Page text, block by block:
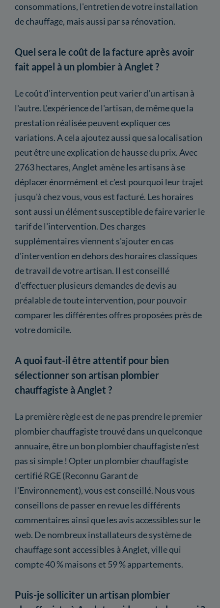
consommations, l'entretien de votre installation
de chauffage, mais aussi par sa rénovation.
Quel sera le coût de la facture après avoir
fait appel à un plombier à Anglet ?
Le coût d'intervention peut varier d'un artisan à
l'autre. L'expérience de l'artisan, de même que la
prestation réalisée peuvent expliquer ces
variations. A cela ajoutez aussi que sa localisation
peut être une explication de hausse du prix. Avec
2763 hectares, Anglet amène les artisans à se
déplacer énormément et c'est pourquoi leur trajet
jusqu'à chez vous, vous est facturé. Les horaires
sont aussi un élément susceptible de faire varier le
tarif de l'intervention. Des charges
supplémentaires viennent s'ajouter en cas
d'intervention en dehors des horaires classiques
de travail de votre artisan. Il est conseillé
d'effectuer plusieurs demandes de devis au
préalable de toute intervention, pour pouvoir
comparer les différentes offres proposées près de
votre domicile.
A quoi faut-il être attentif pour bien
sélectionner son artisan plombier
chauffagiste à Anglet ?
La première règle est de ne pas prendre le premier
plombier chauffagiste trouvé dans un quelconque
annuaire, être un bon plombier chauffagiste n'est
pas si simple ! Opter un plombier chauffagiste
certifié RGE (Reconnu Garant de
l'Environnement), vous est conseillé. Nous vous
conseillons de passer en revue les différents
commentaires ainsi que les avis accessibles sur le
web. De nombreux installateurs de système de
chauffage sont accessibles à Anglet, ville qui
compte 40 % maisons et 59 % appartements.
Puis-je solliciter un artisan plombier